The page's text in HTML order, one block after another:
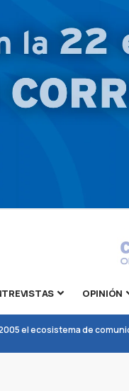
OPINIÓN
el ecosistema de